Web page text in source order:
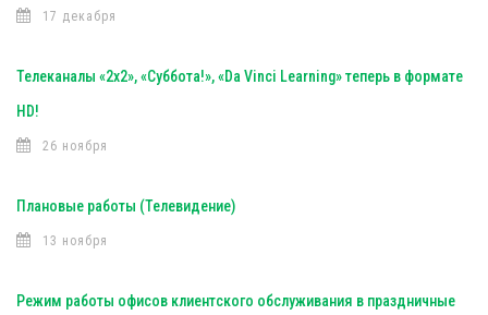
17 декабря
Телеканалы «2х2», «Суббота!», «Da Vinci Learning» теперь в формате
HD!
26 ноября
Плановые работы (Телевидение)
13 ноября
Режим работы офисов клиентского обслуживания в праздничные